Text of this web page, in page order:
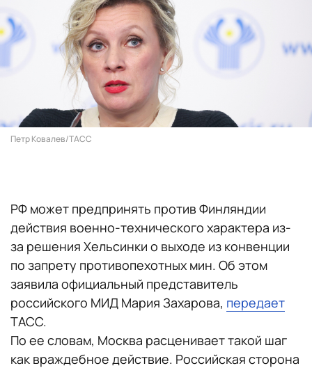
Петр Ковалев/ТАСС
РФ может предпринять против Финляндии
действия военно-технического характера из-
за решения Хельсинки о выходе из конвенции
по запрету противопехотных мин. Об этом
заявила официальный представитель
российского МИД Мария Захарова, передает
ТАСС.
По ее словам, Москва расценивает такой шаг
как враждебное действие. Российская сторона